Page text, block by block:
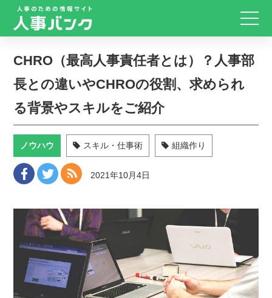
CHRO（最高人事責任者とは）？人事部
長との違いやCHROの役割、求められ
る背景やスキルをご紹介
ノウハウ スキル・仕事術 組織作り
2021年10月4日